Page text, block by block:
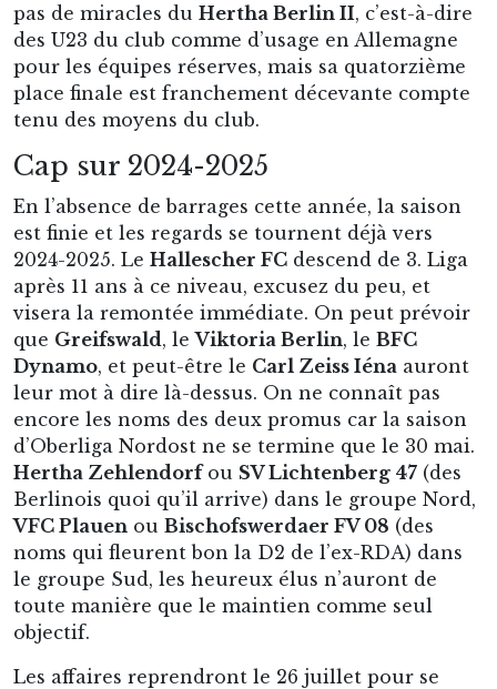
pas de miracles du Hertha Berlin II, c’est-à-dire
des U23 du club comme d’usage en Allemagne
pour les équipes réserves, mais sa quatorzième
place finale est franchement décevante compte
tenu des moyens du club.
Cap sur 2024-2025
En l’absence de barrages cette année, la saison
est finie et les regards se tournent déjà vers
2024-2025. Le Hallescher FC descend de 3. Liga
après 11 ans à ce niveau, excusez du peu, et
visera la remontée immédiate. On peut prévoir
que Greifswald, leViktoria Berlin, le BFC
Dynamo, et peut-être le Carl Zeiss Iéna auront
leur mot à dire là-dessus. On ne connaît pas
encore les noms des deux promus car la saison
d’Oberliga Nordost ne se termine que le 30 mai.
Hertha Zehlendorfou SV Lichtenberg 47 (des
Berlinois quoi qu’il arrive) dans le groupe Nord,
VFC Plauen ou Bischofswerdaer FV 08 (des
noms qui fleurent bon la D2 de l’ex-RDA) dans
le groupe Sud, les heureux élus n’auront de
toute manière que le maintien comme seul
objectif.
Les affaires reprendront le 26 juillet pour se